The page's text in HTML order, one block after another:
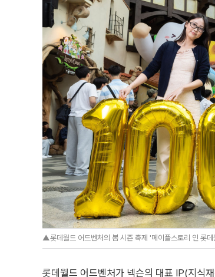
▲롯데월드 어드벤처의 봄 시즌 축제 '메이플스토리 인 롯
롯데월드 어드벤처가 넥슨의 대표 IP(지식